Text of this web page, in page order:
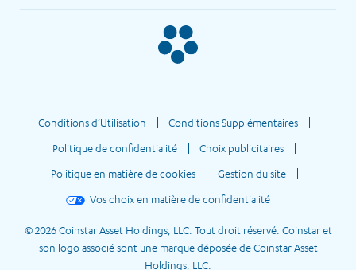
Conditions d’Utilisation
Conditions Supplémentaires
Politique de confidentialité
Choix publicitaires
Politique en matière de cookies
Gestion du site
Vos choix en matière de confidentialité
© 2026 Coinstar Asset Holdings, LLC. Tout droit réservé. Coinstar et
son logo associé sont une marque déposée de Coinstar Asset
Holdings, LLC.